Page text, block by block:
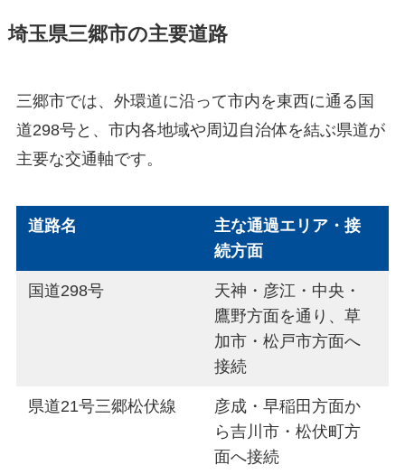
埼玉県三郷市の主要道路
三郷市では、外環道に沿って市内を東西に通る国
道298号と、市内各地域や周辺自治体を結ぶ県道が
主要な交通軸です。
道路名
主な通過エリア・接
続方面
国道298号
天神・彦江・中央・
鷹野方面を通り、草
加市・松戸市方面へ
接続
県道21号三郷松伏線
彦成・早稲田方面か
ら吉川市・松伏町方
面へ接続